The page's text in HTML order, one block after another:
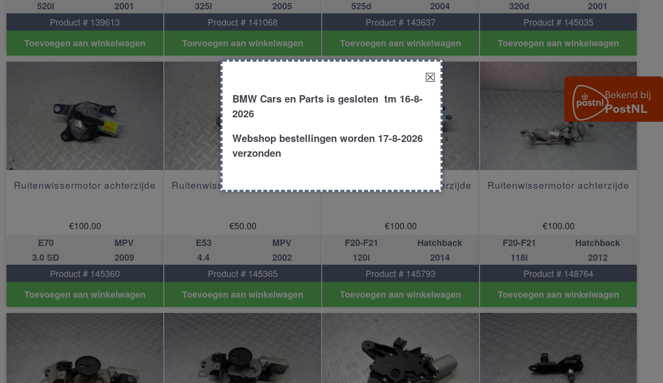
520i
2001
Product # 139613
Toevoegen aan winkelwagen
325i
2005
Product # 141068
Toevoegen aan winkelwagen
525d
2004
Product # 143637
Toevoegen aan winkelwagen
320d
2001
Product # 145035
Toevoegen aan winkelwagen
Ruitenwissermotor achterzijde
€100.00
E70
MPV
3.0 SD
2009
Product # 145360
Toevoegen aan winkelwagen
Ruitenwissermotor achterzijde
€50.00
E53
MPV
4.4
2002
Product # 145365
Toevoegen aan winkelwagen
Ruitenwissermotor achterzijde
€100.00
F20-F21
Hatchback
120i
2014
Product # 145793
Toevoegen aan winkelwagen
Ruitenwissermotor achterzijde
€100.00
F20-F21
Hatchback
118i
2012
Product # 148764
Toevoegen aan winkelwagen
☒
BMW Cars en Parts is gesloten tm 16-8-
2026
Webshop bestellingen worden 17-8-2026
verzonden